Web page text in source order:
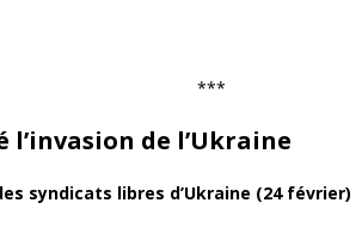
***
l’invasion de l’Ukraine
syndicats libres d’Ukraine (24 février)